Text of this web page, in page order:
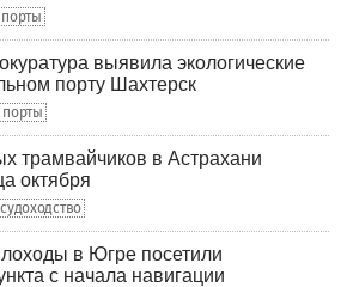
порты
выявила экологические
порту Шахтерск
порты
трамвайчиков в Астрахани
октября
судоходство
в Югре посетили
с начала навигации